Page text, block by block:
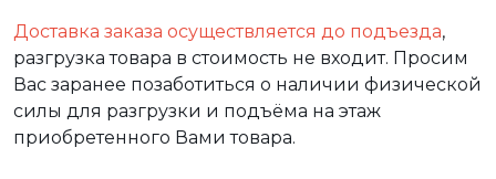
Доставка заказа осуществляется до подъезда,
разгрузка товара в стоимость не входит. Просим
Вас заранее позаботиться о наличии физической
силы для разгрузки и подъёма на этаж
приобретенного Вами товара.